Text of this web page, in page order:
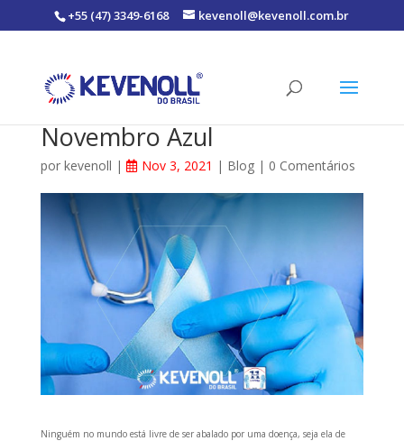
+55 (47) 3349-6168 kevenoll@kevenoll.com.br
Novembro Azul
por kevenoll | Nov 3, 2021 | Blog| 0 Comentários
Ninguém no mundo está livre de ser abalado por uma doença, seja ela de